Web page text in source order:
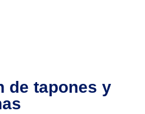
de tapones y